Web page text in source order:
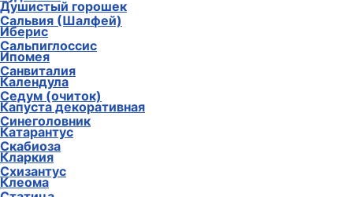
Сальвия (Шалфей)
Сальпиглоссис
Санвиталия
Седум (очиток)
Синеголовник
Скабиоза
Схизантус
Душистый горошек
Иберис
Ипомея
Календула
Капуста декоративная
Катарантус
Кларкия
Клеома